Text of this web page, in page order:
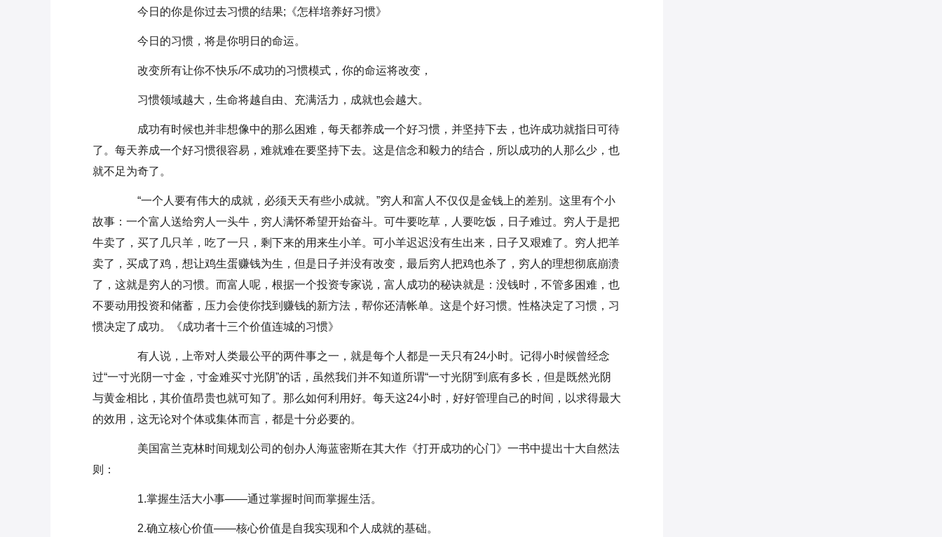
今日的你是你过去习惯的结果;《怎样培养好习惯》
今日的习惯，将是你明日的命运。
改变所有让你不快乐/不成功的习惯模式，你的命运将改变，
习惯领域越大，生命将越自由、充满活力，成就也会越大。
成功有时候也并非想像中的那么困难，每天都养成一个好习惯，并坚持下去，也许成功就指日可待
了。每天养成一个好习惯很容易，难就难在要坚持下去。这是信念和毅力的结合，所以成功的人那么少，也
就不足为奇了。
“一个人要有伟大的成就，必须天天有些小成就。”穷人和富人不仅仅是金钱上的差别。这里有个小
故事：一个富人送给穷人一头牛，穷人满怀希望开始奋斗。可牛要吃草，人要吃饭，日子难过。穷人于是把
牛卖了，买了几只羊，吃了一只，剩下来的用来生小羊。可小羊迟迟没有生出来，日子又艰难了。穷人把羊
卖了，买成了鸡，想让鸡生蛋赚钱为生，但是日子并没有改变，最后穷人把鸡也杀了，穷人的理想彻底崩溃
了，这就是穷人的习惯。而富人呢，根据一个投资专家说，富人成功的秘诀就是：没钱时，不管多困难，也
不要动用投资和储蓄，压力会使你找到赚钱的新方法，帮你还清帐单。这是个好习惯。性格决定了习惯，习
惯决定了成功。《成功者十三个价值连城的习惯》
有人说，上帝对人类最公平的两件事之一，就是每个人都是一天只有24小时。记得小时候曾经念
过“一寸光阴一寸金，寸金难买寸光阴”的话，虽然我们并不知道所谓“一寸光阴”到底有多长，但是既然光阴
与黄金相比，其价值昂贵也就可知了。那么如何利用好。每天这24小时，好好管理自己的时间，以求得最大
的效用，这无论对个体或集体而言，都是十分必要的。
美国富兰克林时间规划公司的创办人海蓝密斯在其大作《打开成功的心门》一书中提出十大自然法
则：
1.掌握生活大小事——通过掌握时间而掌握生活。
2.确立核心价值——核心价值是自我实现和个人成就的基础。